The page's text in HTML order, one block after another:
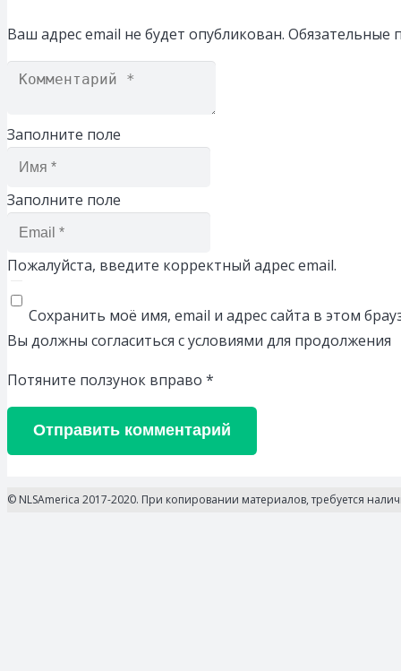
Ваш адрес email не будет опубликован. Обязательные
Заполните поле
Заполните поле
Пожалуйста, введите корректный адрес email.
Сохранить моё имя, email и адрес сайта в этом
Вы должны согласиться с условиями для продолжения
Потяните ползунок вправо *
Отправить комментарий
© NLSAmerica 2017-2020. При копировании материалов, требуется